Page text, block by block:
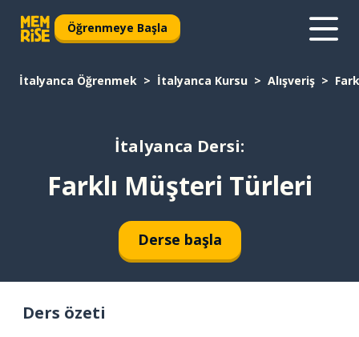
Öğrenmeye Başla
İtalyanca Öğrenmek İtalyanca Kursu Alışveriş
İtalyanca Dersi:
Farklı Müşteri Türleri
Derse başla
Ders özeti